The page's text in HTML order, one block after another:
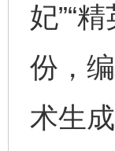
妃”“
份，
术生